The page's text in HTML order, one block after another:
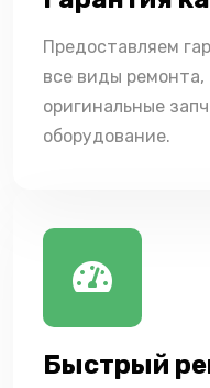
Предоставляем
все виды ремонта,
оригинальные
оборудование.
Быстрый